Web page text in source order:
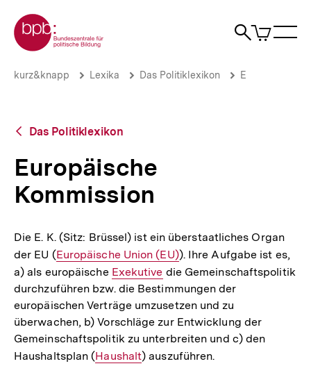
zum
Seiteninhalt
springen
Zur Startseite der bpb
Suche
Artikel
im
Europäische
Brotkrümelnavigation
Pfadnavigation
kurz&knapp Lexika Das Politiklexikon E
Zurück
Übersicht
Das Politiklexikon
Europäische
Kommission
Die E. K. (Sitz: Brüssel) ist ein überstaatliches Organ
der EU (Interner
Link:
Europäische Union (EU)). Ihre Aufgabe ist es,
a) als europäische Interner
Link:
Exekutive die Gemeinschaftspolitik
durchzuführen bzw. die Bestimmungen der
europäischen Verträge umzusetzen und zu
überwachen, b) Vorschläge zur Entwicklung der
Gemeinschaftspolitik zu unterbreiten und c) den
Haushaltsplan (Interner
Haushalt) auszuführen.